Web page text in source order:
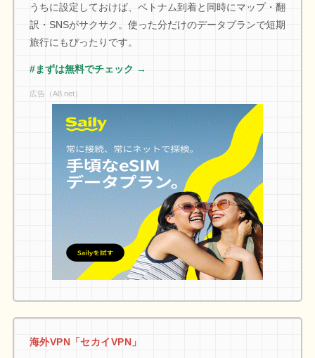
うちに設定しておけば、ベトナム到着と同時にマップ・翻
訳・SNSがサクサク。使った分だけのデータプランで短期
旅行にもぴったりです。
#まずは無料でチェック →
広告（A8.net）
海外VPN「セカイVPN」